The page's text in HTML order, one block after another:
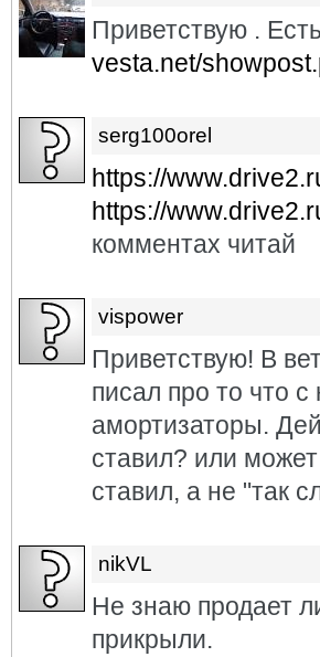
Приветствую .
vesta.net/
serg100orel
https://
https://
комментах читай
vispower
Приветствую! В
писал про то что с
амортизаторы.
ставил? или
ставил, а не "так
nikVL
Не знаю продает
прикрыли.